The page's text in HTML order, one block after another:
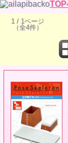
TOP
1 / 1ページ
（全4件）